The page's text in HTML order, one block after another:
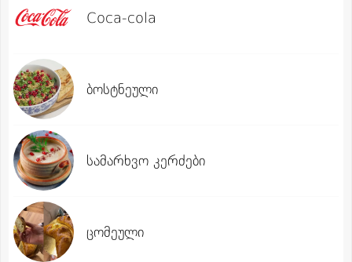
Coca-cola
ბოსტნეული
სამარხვო კერძები
ცომეული